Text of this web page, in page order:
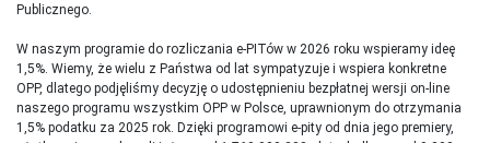
Publicznego.
W naszym programie do rozliczania e-PITów w 2026 roku wspieramy ideę
1,5%. Wiemy, że wielu z Państwa od lat sympatyzuje i wspiera konkretne
OPP, dlatego podjęliśmy decyzję o udostępnieniu bezpłatnej wersji on-line
naszego programu wszystkim OPP w Polsce, uprawnionym do otrzymania
1,5% podatku za 2025 rok. Dzięki programowi e-pity od dnia jego premiery,